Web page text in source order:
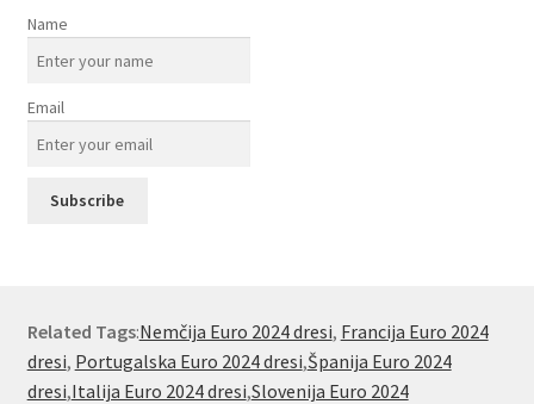
Name
Email
Related Tags:Nemčija Euro 2024 dresi, Francija Euro 2024
dresi, Portugalska Euro 2024 dresi,Španija Euro 2024
dresi,Italija Euro 2024 dresi,Slovenija Euro 2024